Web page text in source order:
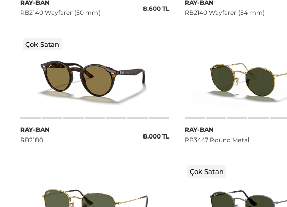
RAY-BAN
RB2140 Wayfarer (50 mm)
8.600 TL
RAY-BAN
RB2140 Wayfarer (54 mm)
Çok Satan
RAY-BAN
RB2180
8.000 TL
RAY-BAN
RB3447 Round Metal
Çok Satan